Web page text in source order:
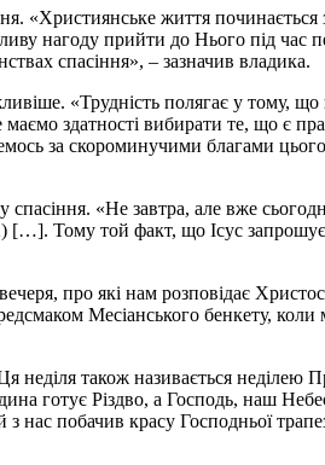
«Християнське життя починається
нагоду прийти до Нього під час
спасіння», – зазначив владика.
«Трудність полягає у тому,
здатності вибирати те, що є
за скороминучими благами цього
«Не завтра, але вже
[…]. Тому той факт, що Ісус
про які нам розповідає
Месіанського бенкету, коли
неділя також називається неділею
готує Різдво, а Господь, наш
нас побачив красу Господньої